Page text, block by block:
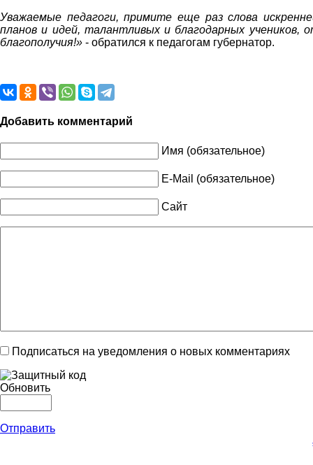
Уважаемые педагоги, примите еще раз слова
планов и идей, талантливых и благодарных учеников,
благополучия!» - обратился к педагогам губернатор.
Добавить комментарий
Имя (обязательное)
E-Mail (обязательное)
Сайт
Подписаться на уведомления о новых комментариях
Обновить
Отправить